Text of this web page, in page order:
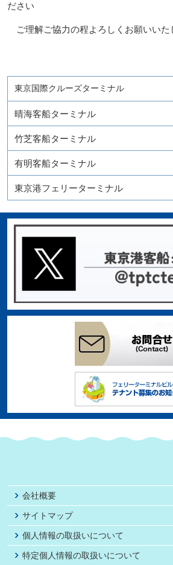
ださい
ご理解ご協力の程よろしくお願いいた
東京国際クルーズターミナル
晴海客船ターミナル
竹芝客船ターミナル
有明客船ターミナル
東京港フェリーターミナル
会社概要
サイトマップ
個人情報の取扱いについて
特定個人情報の取扱いについて